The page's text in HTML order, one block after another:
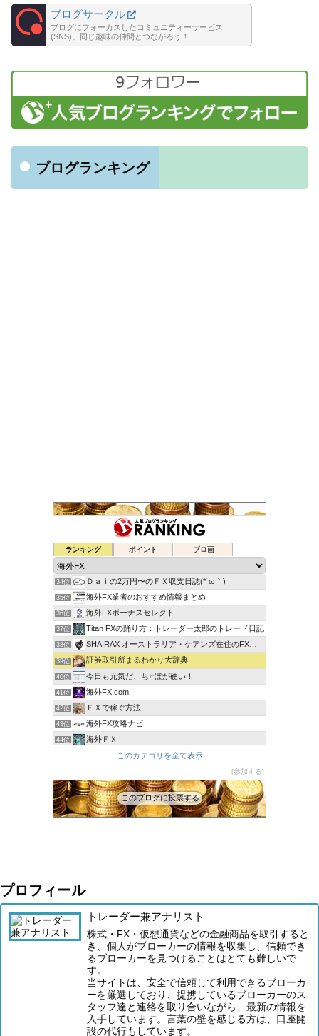
ブログサークル
ブログにフォーカスしたコミュニティーサービス
(SNS)。同じ趣味の仲間とつながろう！
ブログランキング
ランキング ポイント ブロ画
32位 ゆるゆる兼業投資家Vtuber編
33位
34位 Ｄａｉの2万円〜のＦＸ収支日誌(*´ω｀)
35位 海外FX業者のおすすめ情報まとめ
36位 海外FXボーナスセレクト
37位 Titan FXの踊り方：トレーダー太郎のトレード日記
38位 SHAIRAX オーストラリア・ケアンズ在住のFXトレーダー
39位 証券取引所まるわかり大辞典
40位 今日も元気だ、ち♂ぽが硬い！
41位 海外FX.com
42位 ＦＸで稼ぐ方法
43位 海外FX攻略ナビ
44位 海外ＦＸ
XM口座開設方法2022
FXの自動売買(EA)は本当に勝てるのか検証してみた
このカテゴリを全て表示
参加する
このブログに投票する
プロフィール
トレーダー兼アナリスト
株式・FX・仮想通貨などの金融商品を取引すると
き、個人がブローカーの情報を収集し、信頼でき
るブローカーを見つけることはとても難しいで
す。
当サイトは、安全で信頼して利用できるブローカ
ーを厳選しており、提携しているブローカーのス
タッフ達と連絡を取り合いながら、最新の情報を
入手しています。言葉の壁を感じる方は、口座開
設の代行もしています。